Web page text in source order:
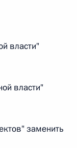
и статью 1
власти"
власти"
заменить